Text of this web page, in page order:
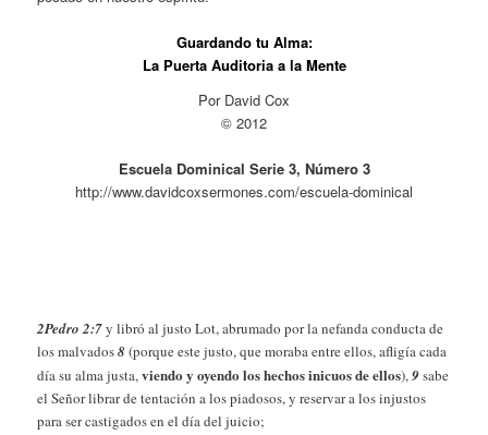
Guardando tu Alma:
La Puerta Auditoria a la Mente
Por David Cox
© 2012
Escuela Dominical Serie 3, Número 3
http://www.davidcoxsermones.com/escuela-dominical
2Pedro 2:7y libró al justo Lot, abrumado por la nefanda conducta de
los malvados8 (porque este justo, que moraba entre ellos, afligía cada
día su alma justa,viendo y oyendo los hechos inicuos de ellos),9sabe
el Señor librar de tentación a los piadosos, y reservar a los injustos
para ser castigados en el día del juicio;